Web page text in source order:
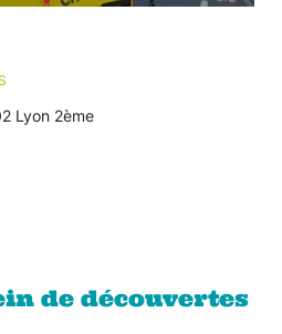
Lyon 2ème
de découvertes